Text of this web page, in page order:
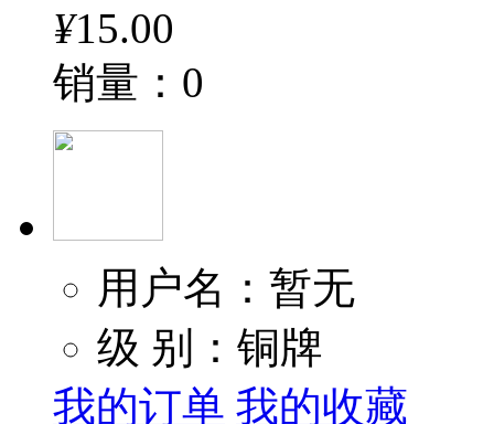
¥15.00
销量：0
用户名：暂无
级 别：铜牌
我的订单 我的收藏